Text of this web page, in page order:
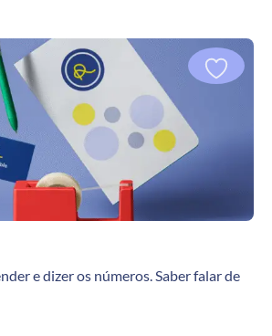
e dizer os números. Saber falar de